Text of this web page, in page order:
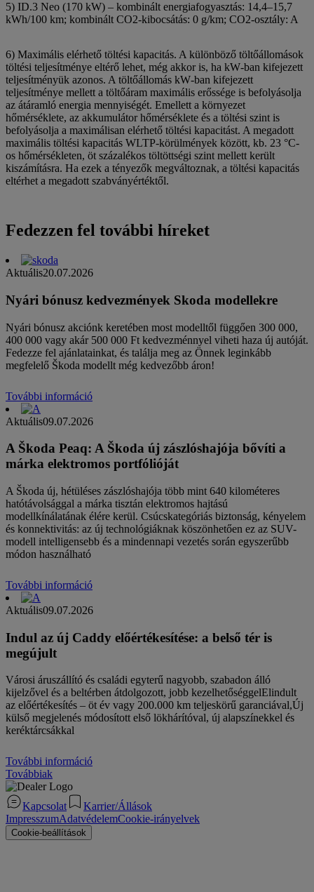
5) ID.3 Neo (170 kW) – kombinált energiafogyasztás: 14,4–15,7
kWh/100 km; kombinált CO2-kibocsátás: 0 g/km; CO2-osztály: A
6) Maximális elérhető töltési kapacitás. A különböző töltőállomások
töltési teljesítménye eltérő lehet, még akkor is, ha kW‑ban kifejezett
teljesítményük azonos. A töltőállomás kW‑ban kifejezett
teljesítménye mellett a töltőáram maximális erőssége is befolyásolja
az átáramló energia mennyiségét. Emellett a környezet
hőmérséklete, az akkumulátor hőmérséklete és a töltési szint is
befolyásolja a maximálisan elérhető töltési kapacitást. A megadott
maximális töltési kapacitás WLTP-körülmények között, kb. 23 °C-
os hőmérsékleten, öt százalékos töltöttségi szint mellett került
kiszámításra. Ha ezek a tényezők megváltoznak, a töltési kapacitás
eltérhet a megadott szabványértéktől.
Fedezzen fel további híreket
Aktuális20.07.2026
Nyári bónusz kedvezmények Skoda modellekre
Nyári bónusz akciónk keretében most modelltől függően 300 000,
400 000 vagy akár 500 000 Ft kedvezménnyel viheti haza új autóját.
Fedezze fel ajánlatainkat, és találja meg az Önnek leginkább
megfelelő Škoda modellt még kedvezőbb áron!
További információ
Aktuális09.07.2026
A Škoda Peaq: A Škoda új zászlóshajója bővíti a
márka elektromos portfólióját
A Škoda új, hétüléses zászlóshajója több mint 640 kilométeres
hatótávolsággal a márka tisztán elektromos hajtású
modellkínálatának élére kerül. Csúcskategóriás biztonság, kényelem
és konnektivitás: az új technológiáknak köszönhetően ez az SUV-
modell intelligensebb és a mindennapi vezetés során egyszerűbb
módon használható
További információ
Aktuális09.07.2026
Indul az új Caddy előértékesítése: a belső tér is
megújult
Városi áruszállító és családi egyterű nagyobb, szabadon álló
kijelzővel és a beltérben átdolgozott, jobb kezelhetőséggelElindult
az előértékesítés – öt év vagy 200.000 km teljeskörű garanciával,Új
külső megjelenés módosított első lökhárítóval, új alapszínekkel és
keréktárcsákkal
További információ
Továbbiak
Kapcsolat
Karrier/Állások
ImpresszumAdatvédelemCookie-irányelvek
Cookie-beállítások